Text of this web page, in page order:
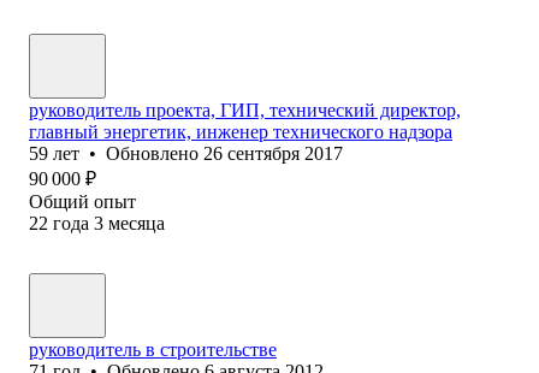
руководитель проекта, ГИП, технический директор,
главный энергетик, инженер технического надзора
59 лет • Обновлено 26 сентября 2017
90 000 ₽
Общий опыт
22 года 3 месяца
руководитель в строительстве